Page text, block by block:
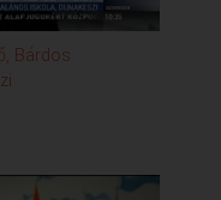
Bárdos